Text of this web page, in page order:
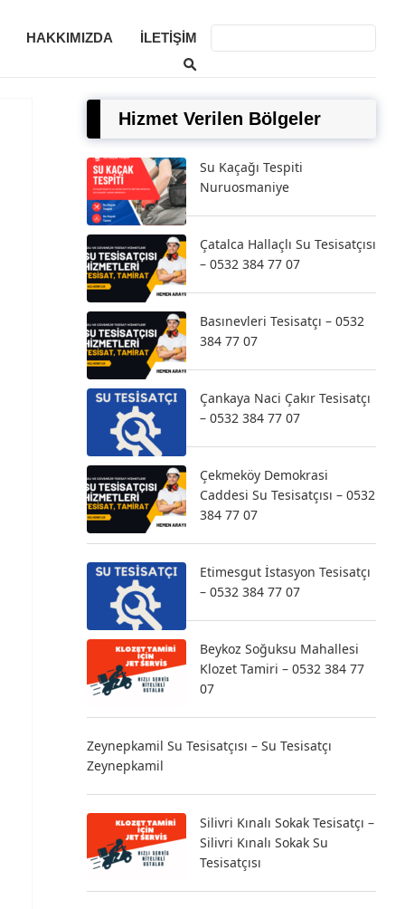
HAKKIMIZDA İLETIŞIM
Hizmet Verilen Bölgeler
Su Kaçağı Tespiti
Nuruosmaniye
Çatalca Hallaçlı Su Tesisatçısı
– 0532 384 77 07
Basınevleri Tesisatçı – 0532
384 77 07
Çankaya Naci Çakır Tesisatçı
– 0532 384 77 07
Çekmeköy Demokrasi
Caddesi Su Tesisatçısı – 0532
384 77 07
Etimesgut İstasyon Tesisatçı
– 0532 384 77 07
Beykoz Soğuksu Mahallesi
Klozet Tamiri – 0532 384 77
07
Zeynepkamil Su Tesisatçısı – Su Tesisatçı
Zeynepkamil
Silivri Kınalı Sokak Tesisatçı –
Silivri Kınalı Sokak Su
Tesisatçısı